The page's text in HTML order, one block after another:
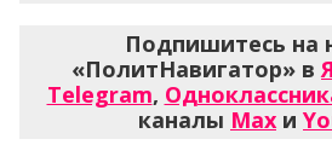
Подпишитесь на
«ПолитНавигатор» в
Telegram,
каналы Max и